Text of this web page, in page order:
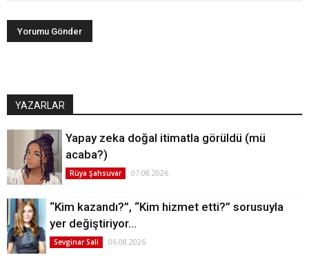
YAZARLAR
Yapay zeka doğal itimatla görüldü (mü
acaba?)
Rüya Şahsuvar 07.08.2026
“Kim kazandı?”, “Kim hizmet etti?” sorusuyla
yer değiştiriyor…
Sevginar Sali 06.08.2026